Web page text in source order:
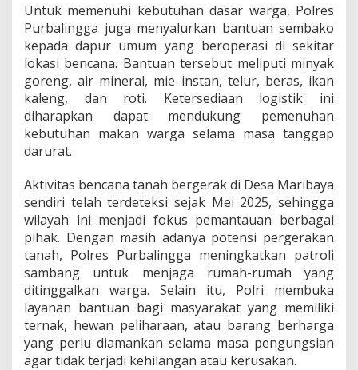
a
M
a
r
i
a
Untuk memenuhi kebutuhan dasar warga, Polres
Purbalingga juga menyalurkan bantuan sembako
kepada dapur umum yang beroperasi di sekitar
lokasi bencana. Bantuan tersebut meliputi minyak
goreng, air mineral, mie instan, telur, beras, ikan
kaleng, dan roti. Ketersediaan logistik ini
diharapkan dapat mendukung pemenuhan
kebutuhan makan warga selama masa tanggap
darurat.
Aktivitas bencana tanah bergerak di Desa Maribaya
sendiri telah terdeteksi sejak Mei 2025, sehingga
wilayah ini menjadi fokus pemantauan berbagai
pihak. Dengan masih adanya potensi pergerakan
tanah, Polres Purbalingga meningkatkan patroli
sambang untuk menjaga rumah-rumah yang
ditinggalkan warga. Selain itu, Polri membuka
layanan bantuan bagi masyarakat yang memiliki
ternak, hewan peliharaan, atau barang berharga
yang perlu diamankan selama masa pengungsian
agar tidak terjadi kehilangan atau kerusakan.